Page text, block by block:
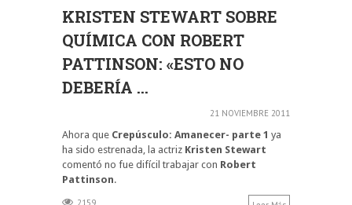
KRISTEN STEWART SOBRE
QUÍMICA CON ROBERT
PATTINSON: «ESTO NO
DEBERÍA ...
21 NOVIEMBRE 2011
Ahora que Crepúsculo: Amanecer- parte 1 ya
ha sido estrenada, la actriz Kristen Stewart
comentó no fue difícil trabajar con Robert
Pattinson.
2159